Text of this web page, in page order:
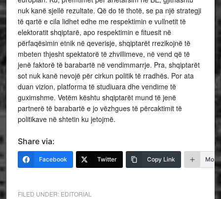
nuk kanë sjellë rezultate. Që do të thotë, se pa një strategji
të qartë e cila lidhet edhe me respektimin e vullnetit të
elektoratit shqiptarë, apo respektimin e fituesit në
përfaqësimin etnik në qeverisje, shqiptarët rrezikojnë të
mbeten thjesht spektatorë të zhvillimeve, në vend që të
jenë faktorë të barabartë në vendimmarrje. Pra, shqiptarët
sot nuk kanë nevojë për cirkun politik të rradhës. Por ata
duan vizion, platforma të studiuara dhe vendime të
guximshme. Vetëm kështu shqiptarët mund të jenë
partnerë të barabartë e jo vëzhgues të përcaktimit të
politikave në shtetin ku jetojmë.
Share via:
Facebook Twitter Copy Link More
FILED UNDER: EDITORIAL